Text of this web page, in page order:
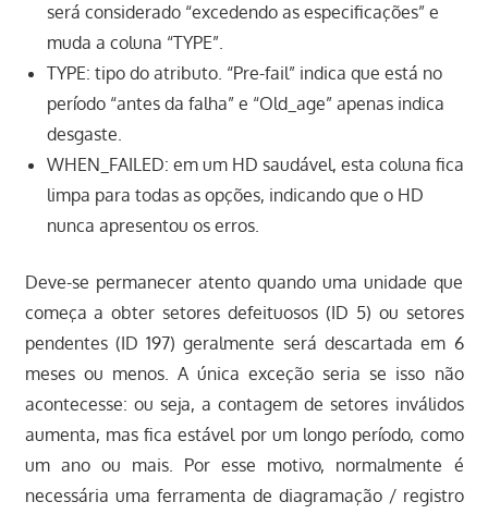
será considerado “excedendo as especificações” e
muda a coluna “TYPE”.
TYPE: tipo do atributo. “Pre-fail” indica que está no
período “antes da falha” e “Old_age” apenas indica
desgaste.
WHEN_FAILED: em um HD saudável, esta coluna fica
limpa para todas as opções, indicando que o HD
nunca apresentou os erros.
Deve-se permanecer atento quando uma unidade que
começa a obter setores defeituosos (ID 5) ou setores
pendentes (ID 197) geralmente será descartada em 6
meses ou menos. A única exceção seria se isso não
acontecesse: ou seja, a contagem de setores inválidos
aumenta, mas fica estável por um longo período, como
um ano ou mais. Por esse motivo, normalmente é
necessária uma ferramenta de diagramação / registro